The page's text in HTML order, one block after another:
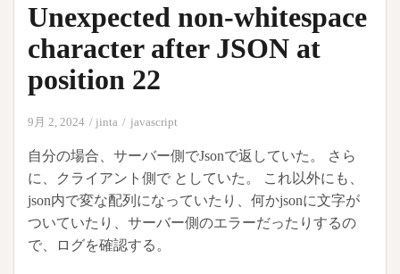
に
換
さ
る
Unexpected non-whitespace
character after JSON at
position 22
9月 2, 2024 jinta javascript
自分の場合、サーバー側でJsonで返していた。 さら
に、クライアント側で としていた。 これ以外にも、
json内で変な配列になっていたり、何かjsonに文字が
ついていたり、サーバー側のエラーだったりするの
で、ログを確認する。